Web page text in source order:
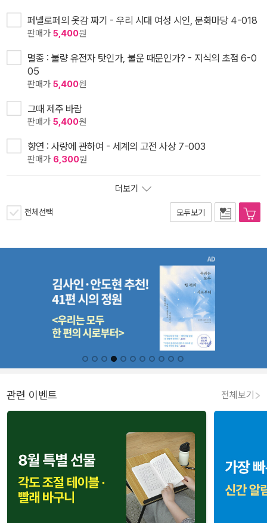
페넬로페의 옷감 짜기 - 우리 시대 여성 시인, 문화마당 4-018
판매가 5,400원
멸종 : 불량 유전자 탓인가, 불운 때문인가? - 지식의 초점 6-0
05
판매가 5,400원
그때 제주 바람
판매가 5,400원
향연 : 사랑에 관하여 - 세계의 고전 사상 7-003
판매가 6,300원
더보기
전체선택 모두보기
관련 이벤트 전체보기